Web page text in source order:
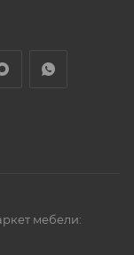
мебели: